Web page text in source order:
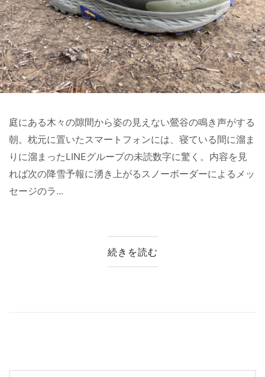
庭にある木々の隙間から姿の見えない鶯谷の鳴き声がする
朝。枕元に置いたスマートフォンには、寝ている間に溜ま
りに溜まったLINEグループの未読数字に驚く。内容を見
れば次の降雪予報に湧き上がるスノーボーダーによるメッ
セージのラ...
続きを読む